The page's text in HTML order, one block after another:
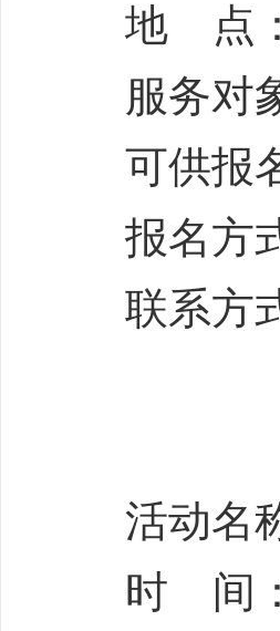
地 点
服务对
可供报
报名方
联系方
活动名
时 间